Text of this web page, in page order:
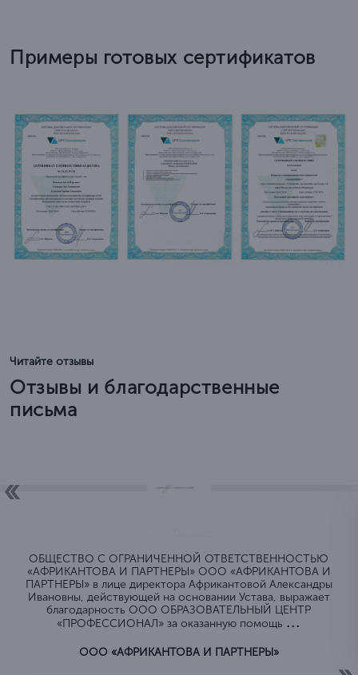
Примеры готовых сертификатов
Читайте отзывы
Отзывы и благодарственные
письма
ОБЩЕСТВО C ОГРАНИЧЕННОЙ ОТВЕТСТВЕННОСТЬЮ
«АФРИКАНТОВА И ПАРТНЕРЫ» ООО «АФРИКАНТОВА И
ПАРТНЕРЫ» в лице директора Африкантовой Александры
Ивановны, действующей на основании Устава, выражает
благодарность ООО ОБРАЗОВАТЕЛЬНЫЙ ЦЕНТР
«ПРОФЕССИОНАЛ» за оказанную помощь ...
ООО «АФРИКАНТОВА И ПАРТНЕРЫ»